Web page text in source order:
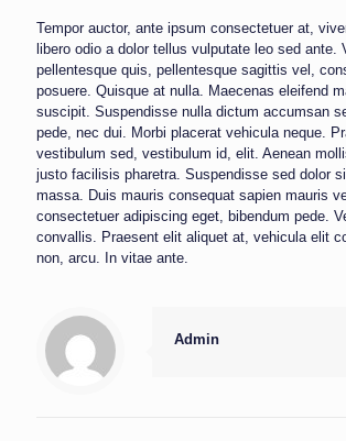
Tempor auctor, ante ipsum consectetuer at,
libero odio a dolor tellus vulputate leo sed ante.
pellentesque quis, pellentesque sagittis vel,
posuere. Quisque at nulla. Maecenas eleifend
suscipit. Suspendisse nulla dictum accumsan
pede, nec dui. Morbi placerat vehicula neque.
vestibulum sed, vestibulum id, elit. Aenean
justo facilisis pharetra. Suspendisse sed dolor
massa. Duis mauris consequat sapien mauris
consectetuer adipiscing eget, bibendum pede.
convallis. Praesent elit aliquet at, vehicula elit
non, arcu. In vitae ante.
Admin